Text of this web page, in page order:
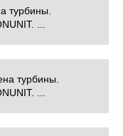
турбины.
...
турбины.
...